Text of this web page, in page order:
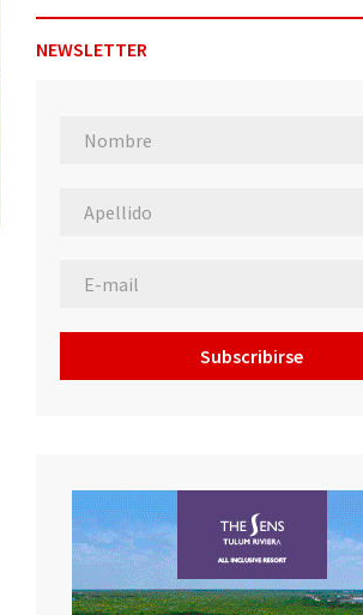
NEWSLETTER
Subscribirse